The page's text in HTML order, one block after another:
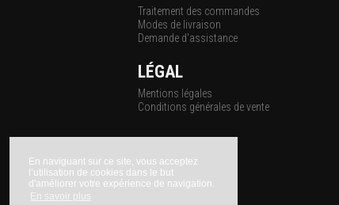
En naviguant sur ce site, vous acceptez
l’utilisation de cookies dans le but
d'améliorer votre expérience de navigation.
En savoir plus
Traitement des commandes
Modes de livraison
Demande d'assistance
LÉGAL
Mentions légales
Conditions générales de vente